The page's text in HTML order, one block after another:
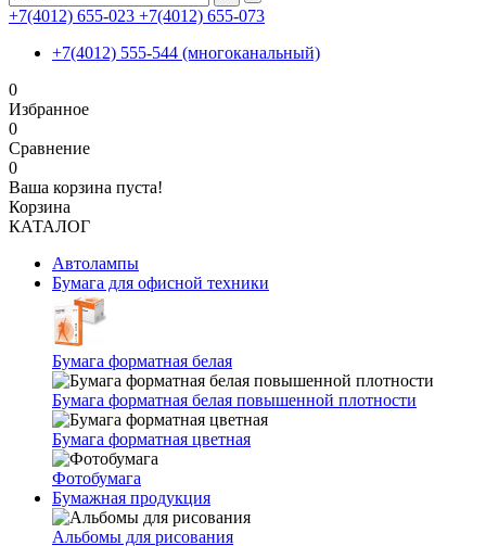
+7(4012) 655-023 +7(4012) 655-073
+7(4012) 555-544 (многоканальный)
0
Избранное
0
Сравнение
0
Ваша корзина пуста!
Корзина
КАТАЛОГ
Автолампы
Бумага для офисной техники
Бумага форматная белая
Бумага форматная белая повышенной плотности
Бумага форматная цветная
Фотобумага
Бумажная продукция
Альбомы для рисования